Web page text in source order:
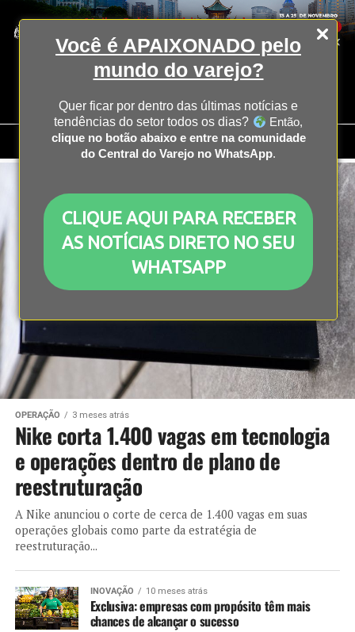
Você é APAIXONADO pelo
mundo do varejo?
Quer ficar por dentro das últimas notícias e
tendências do setor todos os dias?
Então,
clique no botão abaixo e entre na comunidade
do Central do Varejo no WhatsApp.
CLIQUE AQUI PARA RECEBER
AS NOTÍCIAS DIRETO NO SEU
WHATSAPP
OPERAÇÃO 3 meses atrás
Nike corta 1.400 vagas em tecnologia
e operações dentro de plano de
reestruturação
A Nike anunciou o corte de cerca de 1.400 vagas em suas
operações globais como parte da estratégia de
reestruturação...
INOVAÇÃO 10 meses atrás
Exclusiva: empresas com propósito têm mais
chances de alcançar o sucesso